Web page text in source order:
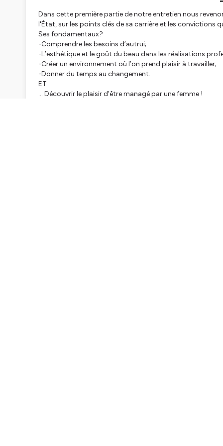
Dans cette première partie de notre entretien nous
l'État, sur les points clés de sa carrière et les convictions
Ses fondamentaux?
-Comprendre les besoins d’autrui;
-L’esthétique et le goût du beau dans les réalisations
-Créer un environnement où l’on prend plaisir à travailler;
-Donner du temps au changement.
ET
… Découvrir le plaisir d’être managé par une femme !